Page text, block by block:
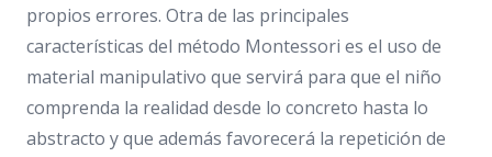
propios errores. Otra de las principales
características del método Montessori es el uso de
material manipulativo que servirá para que el niño
comprenda la realidad desde lo concreto hasta lo
abstracto y que además favorecerá la repetición de